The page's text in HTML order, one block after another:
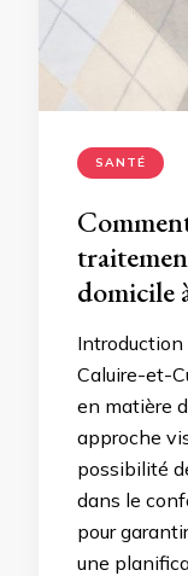
SANTÉ
domicile
Introduction
Caluire-et-
en matière
approche
possibilité
dans le
pour
une